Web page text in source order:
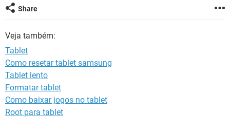
INSTAGRAM
Share
Veja também:
Tablet
Como resetar tablet samsung
Tablet lento
Formatar tablet
Como baixar jogos no tablet
Root para tablet